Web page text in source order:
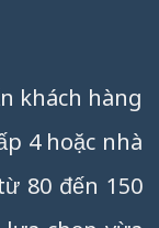
khách hàng
4 hoặc nhà
80 đến 150